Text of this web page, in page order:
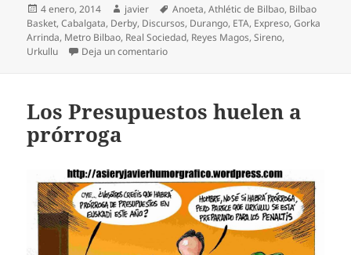
Publicado
el
4 enero, 2014 Autor
javier Etiquetas
Anoeta,Athlétic de Bilbao, Bilbao
Basket,Cabalgata, Derby, Discursos, Durango, ETA, Expreso,Gorka
Arrinda, Metro Bilbao, Real Sociedad, Reyes Magos,Sireno,
Urkullu
Deja un comentarioen Un Derby digno de Reyes
Los Presupuestos huelen a
prórroga